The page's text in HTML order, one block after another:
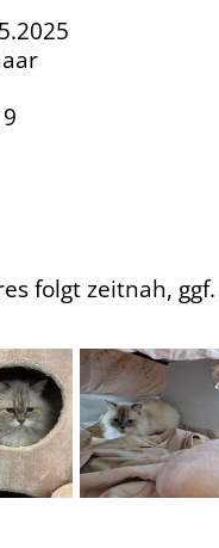
folgt zeitnah,